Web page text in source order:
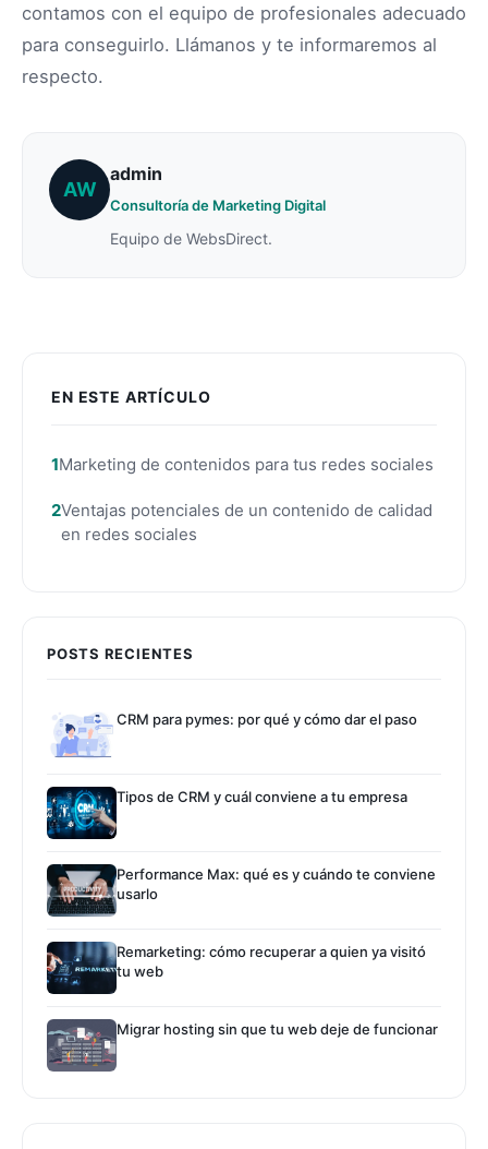
EN ESTE ARTÍCULO
Marketing de contenidos para tus redes sociales
Ventajas potenciales de un contenido de calidad
en redes sociales
POSTS RECIENTES
CRM para pymes: por qué y cómo dar el paso
Tipos de CRM y cuál conviene a tu empresa
Performance Max: qué es y cuándo te conviene
usarlo
Remarketing: cómo recuperar a quien ya visitó
tu web
Migrar hosting sin que tu web deje de funcionar
contamos con el equipo de profesionales adecuado
para conseguirlo. Llámanos y te informaremos al
respecto.
AW
admin
Consultoría de Marketing Digital
Equipo de WebsDirect.